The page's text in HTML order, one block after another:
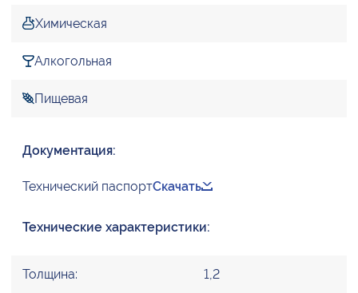
Химическая
Алкогольная
Пищевая
Документация:
Технический паспортСкачать
Технические характеристики:
Толщина: 1,2